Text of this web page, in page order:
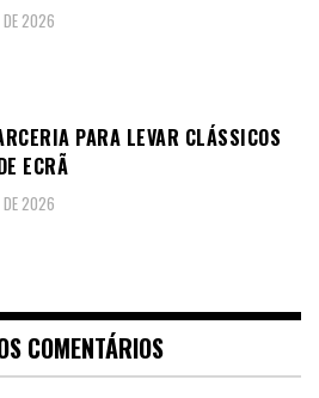
DE 2026
PARA LEVAR CLÁSSICOS
ECRÃ
DE 2026
COMENTÁRIOS